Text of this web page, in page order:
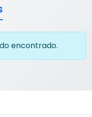
encontrado.